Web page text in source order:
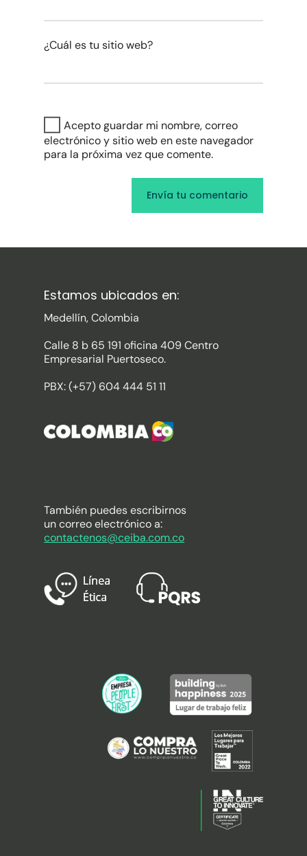
¿Cuál es tu sitio web?
Acepto guardar mi nombre, correo
electrónico y sitio web en este navegador
para la próxima vez que comente.
Estamos ubicados en:
Medellín, Colombia
Calle 8 b 65 191 oficina 409 Centro
Empresarial Puertoseco.
PBX: (+57) 604 444 51 11
También puedes escribirnos
un correo electrónico a:
contactenos@ceiba.com.co